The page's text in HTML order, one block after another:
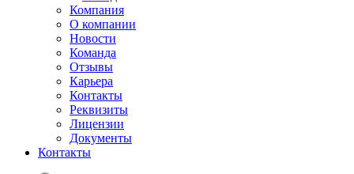
Компания
О компании
Новости
Команда
Отзывы
Карьера
Контакты
Реквизиты
Лицензии
Документы
Контакты